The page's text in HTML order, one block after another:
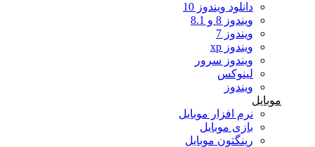
دانلود ویندوز 10
ویندوز 8 و 8.1
ویندوز 7
ویندوز xp
ویندوز سرور
لینوکس
ویندوز
موبایل
نرم افزار موبایل
بازی موبایل
رینگتون موبایل